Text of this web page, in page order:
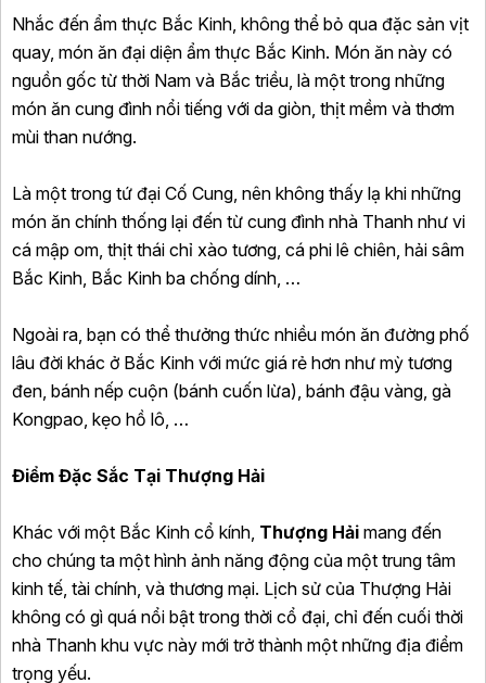
Nhắc đến ẩm thực Bắc Kinh, không thể bỏ qua đặc sản vịt
quay, món ăn đại diện ẩm thực Bắc Kinh. Món ăn này có
nguồn gốc từ thời Nam và Bắc triều, là một trong những
món ăn cung đình nổi tiếng với da giòn, thịt mềm và thơm
mùi than nướng.
Là một trong tứ đại Cố Cung, nên không thấy lạ khi những
món ăn chính thống lại đến từ cung đình nhà Thanh như vi
cá mập om, thịt thái chỉ xào tương, cá phi lê chiên, hải sâm
Bắc Kinh, Bắc Kinh ba chống dính, …
Ngoài ra, bạn có thể thưởng thức nhiều món ăn đường phố
lâu đời khác ở Bắc Kinh với mức giá rẻ hơn như mỳ tương
đen, bánh nếp cuộn (bánh cuốn lừa), bánh đậu vàng, gà
Kongpao, kẹo hồ lô, …
Điểm Đặc Sắc Tại Thượng Hải
Khác với một Bắc Kinh cổ kính, Thượng Hải mang đến
cho chúng ta một hình ảnh năng động của một trung tâm
kinh tế, tài chính, và thương mại. Lịch sử của Thượng Hải
không có gì quá nổi bật trong thời cổ đại, chỉ đến cuối thời
nhà Thanh khu vực này mới trở thành một những địa điểm
trọng yếu.